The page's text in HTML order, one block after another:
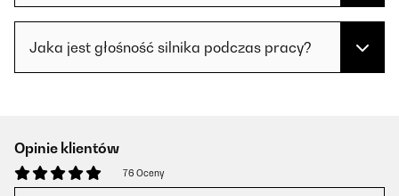
Jaka jest głośność silnika podczas pracy?
Opinie klientów
76 Oceny